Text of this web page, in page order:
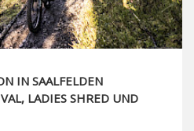
IN SAALFELDEN
LADIES SHRED UND